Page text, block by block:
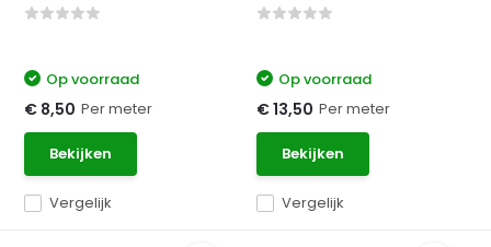
Vergelijk
Op voorraad
€ 8,50 Per meter
Bekijken
Vergelijk
Op voorraad
€ 13,50 Per meter
Bekijken